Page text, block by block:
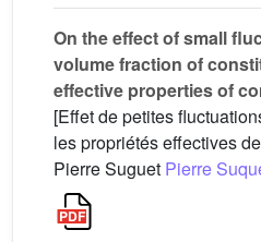
On the effect of small
volume fraction of
effective properties of
[Effet de petites
les propriétés effectives
Pierre Suguet Pierre